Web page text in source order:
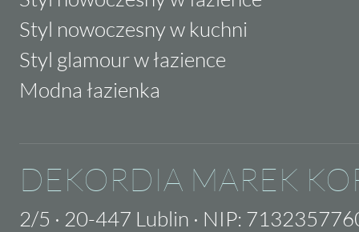
Styl nowoczesny w kuchni
Styl glamour w łazience
Modna łazienka
DEKORDIA MAREK
2/5 · 20-447 Lublin · NIP: